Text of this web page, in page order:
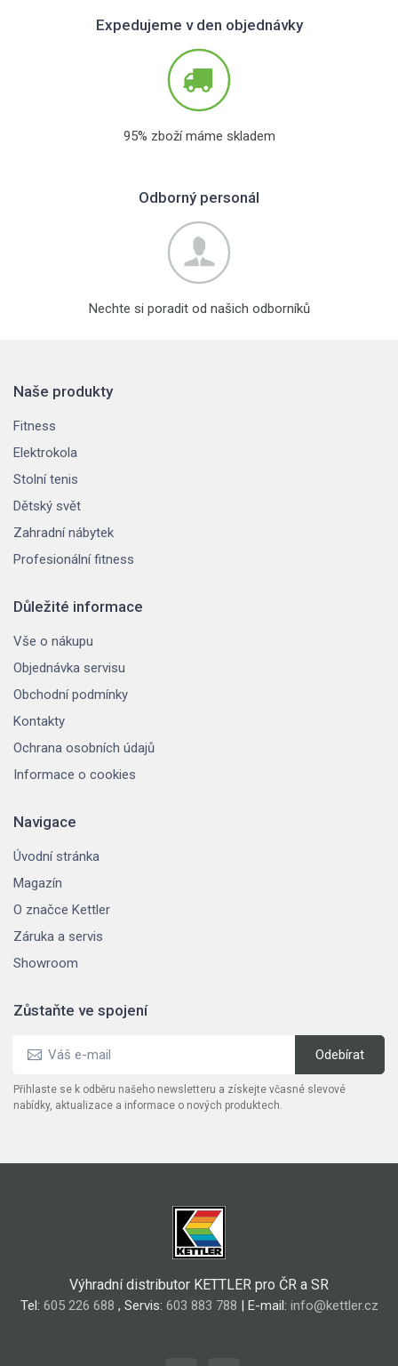
Expedujeme v den objednávky
95% zboží máme skladem
Odborný personál
Nechte si poradit od našich odborníků
Naše produkty
Fitness
Elektrokola
Stolní tenis
Dětský svět
Zahradní nábytek
Profesionální fitness
Důležité informace
Vše o nákupu
Objednávka servisu
Obchodní podmínky
Kontakty
Ochrana osobních údajů
Informace o cookies
Navigace
Úvodní stránka
Magazín
O značce Kettler
Záruka a servis
Showroom
Zůstaňte ve spojení
Přihlaste se k odběru našeho newsletteru a získejte včasné slevové
nabídky, aktualizace a informace o nových produktech.
Výhradní distributor KETTLER pro ČR a SR
Tel: 605 226 688 , Servis: 603 883 788 | E-mail: info@kettler.cz